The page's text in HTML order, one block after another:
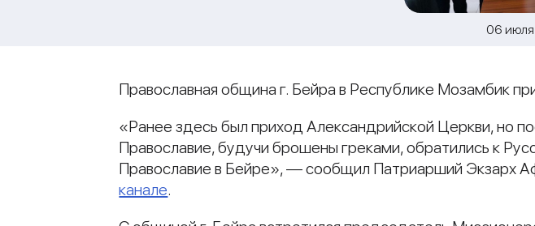
06
Православная община г. Бейра в Республике Мозамбик
«Ранее здесь был приход Александрийской Церкви, но
Православие, будучи брошены греками, обратились к
Православие в Бейре», — сообщил Патриарший Экзарх
канале.